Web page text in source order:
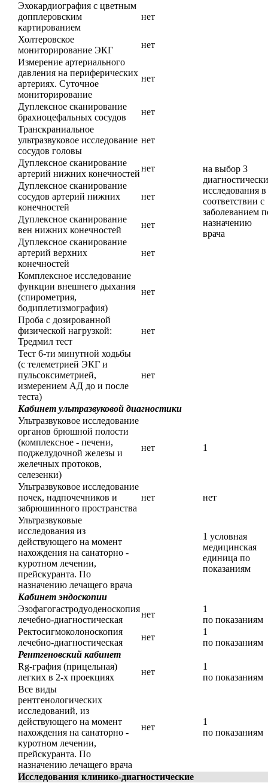
Эхокардиография с цветным
допплеровским
картированием
нет
на выбор 3
исследования в
соответствии с
заболеванием
назначению
врача
Холтеровское
мониторирование ЭКГ
нет
Измерение артериального
давления на периферических
артериях. Суточное
мониторирование
нет
Дуплексное сканирование
брахиоцефальных сосудов
нет
Транскраниальное
ультразвуковое исследование
сосудов головы
нет
Дуплексное сканирование
артерий нижних конечностей
нет
Дуплексное сканирование
сосудов артерий нижних
конечностей
нет
Дуплексное сканирование
вен нижних конечностей
нет
Дуплексное сканирование
артерий верхних
конечностей
нет
Комплексное исследование
функции внешнего дыхания
(спирометрия,
бодиплетизмография)
нет
Проба с дозированной
физической нагрузкой:
Тредмил тест
нет
Тест 6-ти минутной ходьбы
(с телеметрией ЭКГ и
пульсоксиметрией,
измерением АД до и после
теста)
нет
Кабинет ультразвуковой диагностики
Ультразвуковое исследование
органов брюшной полости
(комплексное - печени,
поджелудочной железы и
желечных протоков,
селезенки)
нет 1
Ультразвуковое исследование
почек, надпочечников и
забрюшинного пространства
нет нет
Ультразвуковые
исследования из
действующего на момент
нахождения на санаторно -
куротном лечении,
прейскуранта. По
назначению лечащего врача
1 условная
медицинская
единица по
показаниям
Кабинет эндоскопии
Эзофагогастродуоденоскопия
лечебно-диагностическая
нет
1
по показаниям
Ректосигмоколоноскопия
лечебно-диагностическая
нет
1
по показаниям
Рентгеновский кабинет
Rg-графия (прицельная)
легких в 2-х проекциях
нет
1
по показаниям
Все виды
рентгенологических
исследований, из
действующего на момент
нахождения на санаторно -
куротном лечении,
прейскуранта. По
назначению лечащего врача
нет
1
по показаниям
Исследования клинико-диагностические